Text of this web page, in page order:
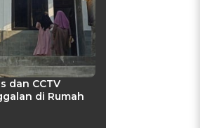
dan CCTV
di Rumah